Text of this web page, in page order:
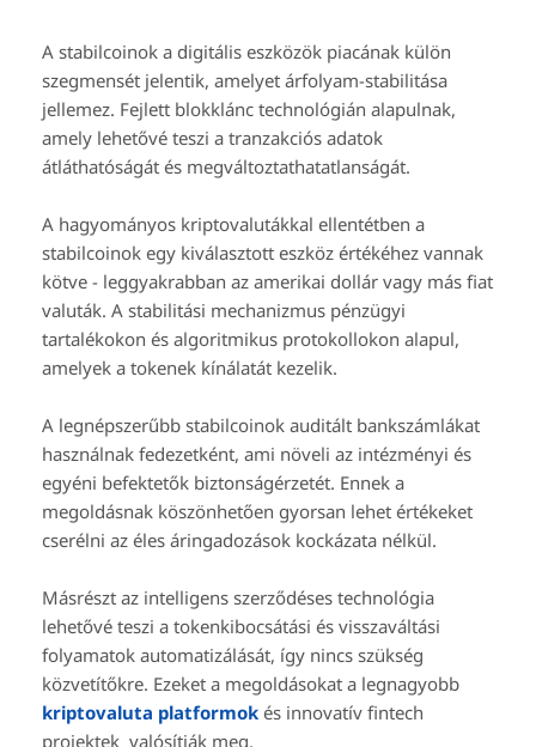
A stabilcoinok a digitális eszközök piacának külön
szegmensét jelentik, amelyet árfolyam-stabilitása
jellemez. Fejlett blokklánc technológián alapulnak,
amely lehetővé teszi a tranzakciós adatok
átláthatóságát és megváltoztathatatlanságát.
A hagyományos kriptovalutákkal ellentétben a
stabilcoinok egy kiválasztott eszköz értékéhez vannak
kötve - leggyakrabban az amerikai dollár vagy más fiat
valuták. A stabilitási mechanizmus pénzügyi
tartalékokon és algoritmikus protokollokon alapul,
amelyek a tokenek kínálatát kezelik.
A legnépszerűbb stabilcoinok auditált bankszámlákat
használnak fedezetként, ami növeli az intézményi és
egyéni befektetők biztonságérzetét. Ennek a
megoldásnak köszönhetően gyorsan lehet értékeket
cserélni az éles áringadozások kockázata nélkül.
Másrészt az intelligens szerződéses technológia
lehetővé teszi a tokenkibocsátási és visszaváltási
folyamatok automatizálását, így nincs szükség
közvetítőkre. Ezeket a megoldásokat a legnagyobb
kriptovaluta platformok és innovatív fintech
projektek valósítják meg.